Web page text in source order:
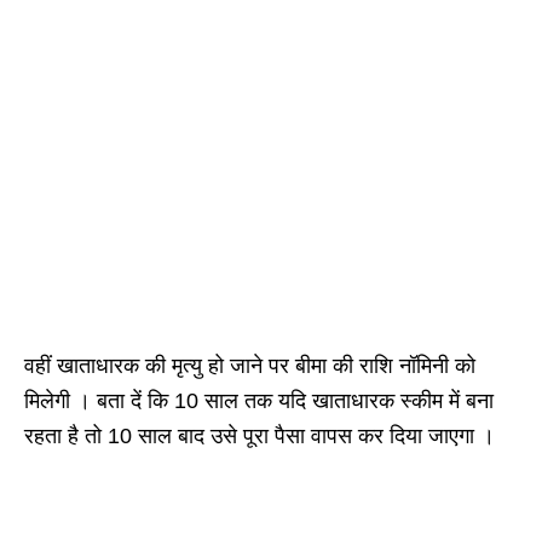
वहीं खाताधारक की मृत्यु हो जाने पर बीमा की राशि नॉमिनी को
मिलेगी । बता दें कि 10 साल तक यदि खाताधारक स्कीम में बना
रहता है तो 10 साल बाद उसे पूरा पैसा वापस कर दिया जाएगा ।